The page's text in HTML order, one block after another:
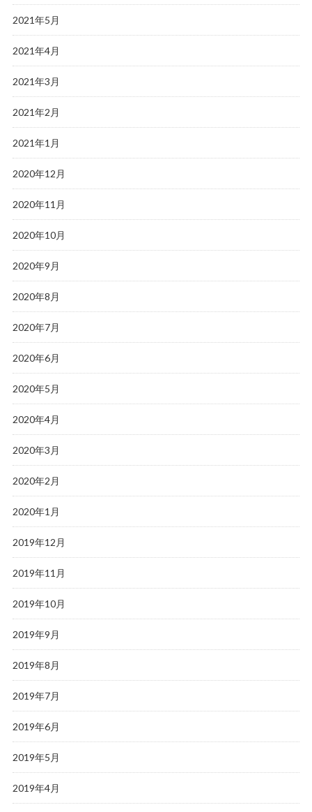
2021年5月
2021年4月
2021年3月
2021年2月
2021年1月
2020年12月
2020年11月
2020年10月
2020年9月
2020年8月
2020年7月
2020年6月
2020年5月
2020年4月
2020年3月
2020年2月
2020年1月
2019年12月
2019年11月
2019年10月
2019年9月
2019年8月
2019年7月
2019年6月
2019年5月
2019年4月